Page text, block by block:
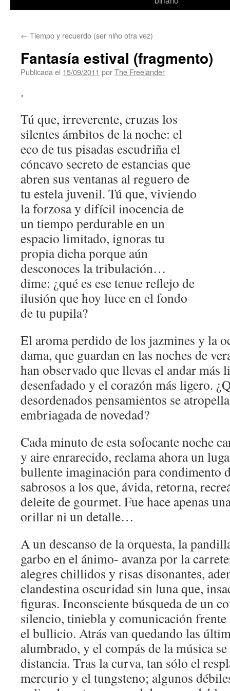
← Tiempo y recuerdo (ser niño otra vez)
Fantasía estival (fragmento)
Publicada el 15/09/2011 porThe Freelander
.
Tú que, irreverente, cruzas los
silentes ámbitos de la noche: el
eco de tus pisadas escudriña el
cóncavo secreto de estancias que
abren sus ventanas al reguero de
tu estela juvenil. Tú que, viviendo
la forzosa y difícil inocencia de
un tiempo perdurable en un
espacio limitado, ignoras tu
propia dicha porque aún
desconoces la tribulación…
dime: ¿qué es ese tenue reflejo de
ilusión que hoy luce en el fondo
de tu pupila?
El aroma perdido de los jazmines y la
dama, que guardan en las noches de
han observado que llevas el andar más
desenfadado y el corazón más ligero.
desordenados pensamientos se
embriagada de novedad?
Cada minuto de esta sofocante noche
y aire enrarecido, reclama ahora un
bullente imaginación para condimento
sabrosos a los que, ávida, retorna,
deleite de gourmet. Fue hace apenas
orillar ni un detalle…
A un descanso de la orquesta, la
garbo en el ánimo- avanza por la
alegres chillidos y risas disonantes,
clandestina oscuridad sin luna que,
figuras. Inconsciente búsqueda de un
silencio, tiniebla y comunicación
el bullicio. Atrás van quedando las
alumbrado, y el compás de la música
distancia. Tras la curva, tan sólo el
mercurio y el tungsteno; algunos